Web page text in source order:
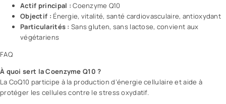
Actif principal : Coenzyme Q10
Objectif : Énergie, vitalité, santé cardiovasculaire, antioxydant
Particularités : Sans gluten, sans lactose, convient aux
végétariens
FAQ
À quoi sert la Coenzyme Q10 ?
La CoQ10 participe à la production d’énergie cellulaire et aide à
protéger les cellules contre le stress oxydatif.